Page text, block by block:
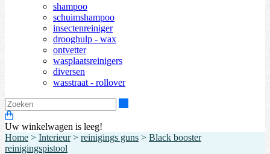
shampoo
schuimshampoo
insectenreiniger
drooghulp - wax
ontvetter
wasplaatsreinigers
diversen
wasstraat - rollover
Uw winkelwagen is leeg!
Home > Interieur> reinigings guns > Black booster
reinigingspistool